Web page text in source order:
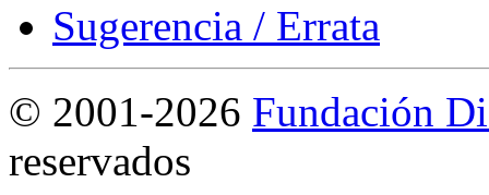
Sugerencia / Errata
© 2001-2026 Fundación
reservados